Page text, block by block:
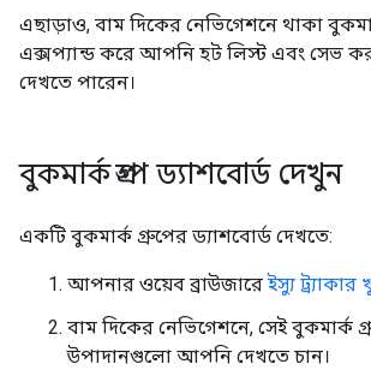
এছাড়াও, বাম দিকের নেভিগেশনে থাকা
এক্সপ্যান্ড করে আপনি হট লিস্ট এবং সেভ
দেখতে পারেন।
বুকমার্ক গ্রুপ ড্যাশবোর্ড দেখুন
একটি বুকমার্ক গ্রুপের ড্যাশবোর্ড দেখতে:
আপনার ওয়েব ব্রাউজারেইস্যু
বাম দিকের নেভিগেশনে, সেই বুকমার্ক
উপাদানগুলো আপনি দেখতে চান।